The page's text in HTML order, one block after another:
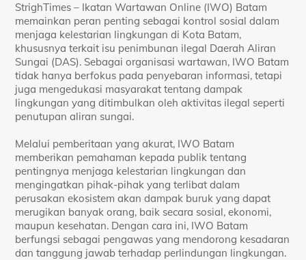
StrighTimes – Ikatan Wartawan Online (IWO) Batam
memainkan peran penting sebagai kontrol sosial dalam
menjaga kelestarian lingkungan di Kota Batam,
khususnya terkait isu penimbunan ilegal Daerah Aliran
Sungai (DAS). Sebagai organisasi wartawan, IWO Batam
tidak hanya berfokus pada penyebaran informasi, tetapi
juga mengedukasi masyarakat tentang dampak
lingkungan yang ditimbulkan oleh aktivitas ilegal seperti
penutupan aliran sungai.
Melalui pemberitaan yang akurat, IWO Batam
memberikan pemahaman kepada publik tentang
pentingnya menjaga kelestarian lingkungan dan
mengingatkan pihak-pihak yang terlibat dalam
perusakan ekosistem akan dampak buruk yang dapat
merugikan banyak orang, baik secara sosial, ekonomi,
maupun kesehatan. Dengan cara ini, IWO Batam
berfungsi sebagai pengawas yang mendorong kesadaran
dan tanggung jawab terhadap perlindungan lingkungan.